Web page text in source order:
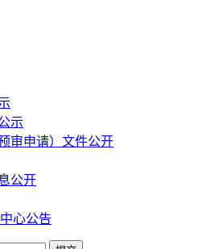
示
审申请）文件公开
公开
心公告